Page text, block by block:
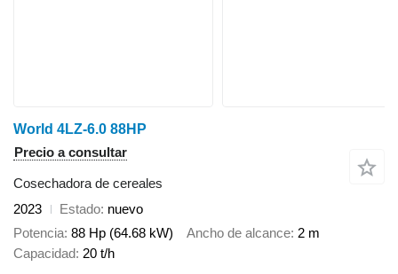
World 4LZ-6.0 88HP
Precio a consultar
Cosechadora de cereales
2023
Estado nuevo
Potencia 88 Hp (64.68 kW) Ancho de alcance 2 m
Capacidad 20 t/h